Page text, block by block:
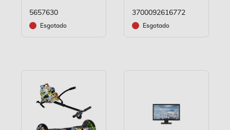
5657630
Esgotado
3700092616772
Esgotado